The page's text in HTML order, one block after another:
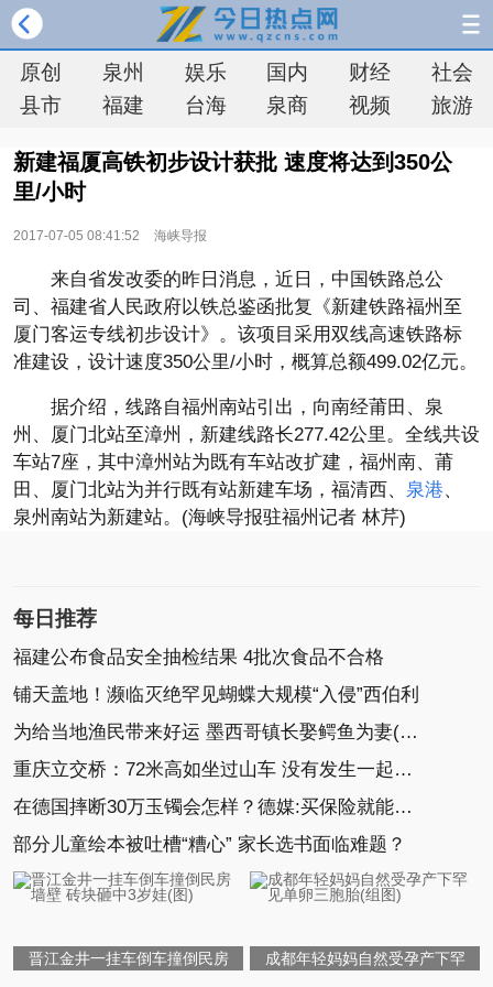
原创 泉州 娱乐 国内 财经
社会
县市
福建 台海 泉商 视频 旅游
新建福厦高铁初步设计获批 速度将达到350公
里/小时
2017-07-05 08:41:52 海峡导报
来自省发改委的昨日消息，近日，中国铁路总公
司、福建省人民政府以铁总鉴函批复《新建铁路福州至
厦门客运专线初步设计》。该项目采用双线高速铁路标
准建设，设计速度350公里/小时，概算总额499.02亿元。
据介绍，线路自福州南站引出，向南经莆田、泉
州、厦门北站至漳州，新建线路长277.42公里。全线共设
车站7座，其中漳州站为既有车站改扩建，福州南、莆
田、厦门北站为并行既有站新建车场，福清西、 泉港、
泉州南站为新建站。(海峡导报驻福州记者 林芹)
每日推荐
福建公布食品安全抽检结果 4批次食品不合格
铺天盖地！濒临灭绝罕见蝴蝶大规模“入侵”西伯利
为给当地渔民带来好运 墨西哥镇长娶鳄鱼为妻(组图)
重庆立交桥：72米高如坐过山车 没有发生一起事故
在德国摔断30万玉镯会怎样？德媒:买保险就能帮你赔
部分儿童绘本被吐槽“糟心” 家长选书面临难题？
晋江金井一挂车倒车撞倒民房 成都年轻妈妈自然受孕产下罕